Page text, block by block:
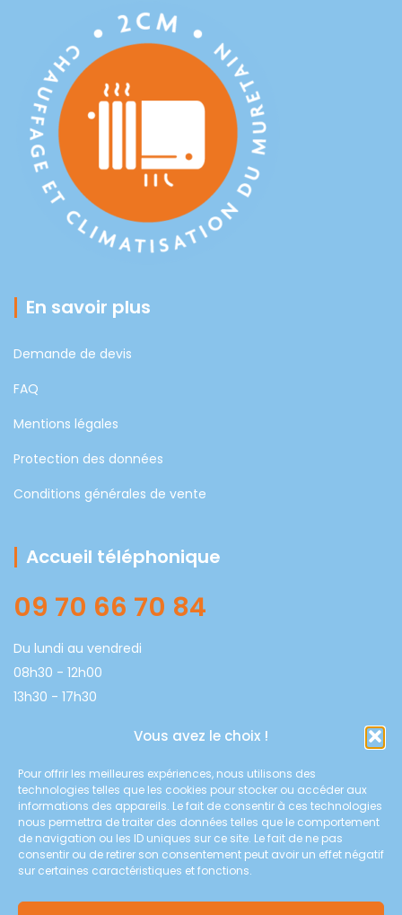
Vous avez le choix !
Pour offrir les meilleures expériences, nous utilisons des
technologies telles que les cookies pour stocker ou accéder aux
informations des appareils. Le fait de consentir à ces technologies
nous permettra de traiter des données telles que le comportement
de navigation ou les ID uniques sur ce site. Le fait de ne pas
consentir ou de retirer son consentement peut avoir un effet négatif
sur certaines caractéristiques et fonctions.
En savoir plus
Demande de devis
FAQ
Mentions légales
Protection des données
Conditions générales de vente
Accueil téléphonique
09 70 66 70 84
Du lundi au vendredi
08h30 - 12h00
13h30 - 17h30
Coordonnées
Chauffage & Climatisation du Muretain
8E route de Muret 31600 SAUBENS
contact@2cm31.fr
09 70 66 70 84